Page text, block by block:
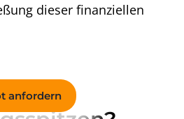
anfordern
dieser finanziellen